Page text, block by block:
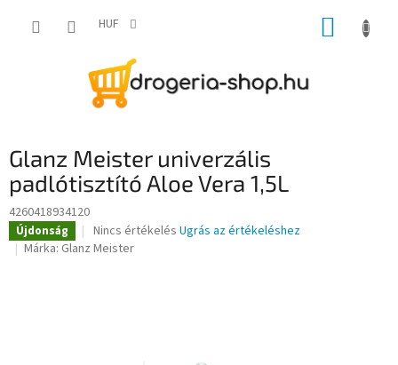
HUF KOSÁR
Glanz Meister univerzális
padlótisztító Aloe Vera 1,5L
4260418934120
Újdonság
A
termék
Nincs értékelés Ugrás az értékeléshez
Márka: Glanz Meister